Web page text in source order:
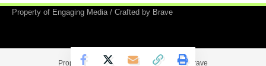
Property of Engaging Media / Crafted by Brave
Property of Engaging Media / Crafted by Brave